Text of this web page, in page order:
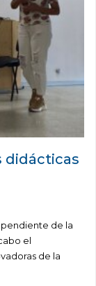
didácticas
de la
el
de la